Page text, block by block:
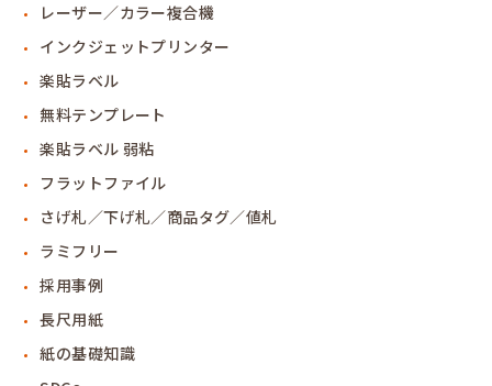
レーザー／カラー複合機
インクジェットプリンター
楽貼ラベル
無料テンプレート
楽貼ラベル 弱粘
フラットファイル
さげ札／下げ札／商品タグ／値札
ラミフリー
採用事例
長尺用紙
紙の基礎知識